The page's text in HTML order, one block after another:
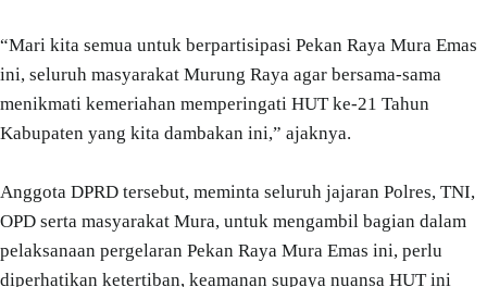
“Mari kita semua untuk berpartisipasi Pekan Raya Mura Emas
ini, seluruh masyarakat Murung Raya agar bersama-sama
menikmati kemeriahan memperingati HUT ke-21 Tahun
Kabupaten yang kita dambakan ini,” ajaknya.
Anggota DPRD tersebut, meminta seluruh jajaran Polres, TNI,
OPD serta masyarakat Mura, untuk mengambil bagian dalam
pelaksanaan pergelaran Pekan Raya Mura Emas ini, perlu
diperhatikan ketertiban, keamanan supaya nuansa HUT ini